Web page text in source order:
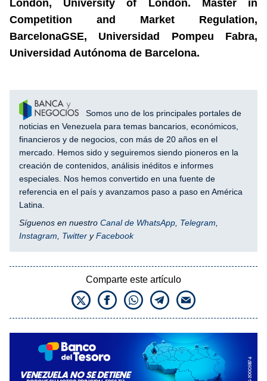
London, University of London. Master in
Competition and Market Regulation,
BarcelonaGSE, Universidad Pompeu Fabra,
Universidad Autónoma de Barcelona.
Somos uno de los principales portales de
noticias en Venezuela para temas bancarios, económicos,
financieros y de negocios, con más de 20 años en el
mercado. Hemos sido y seguiremos siendo pioneros en la
creación de contenidos, análisis inéditos e informes
especiales. Nos hemos convertido en una fuente de
referencia en el país y avanzamos paso a paso en América
Latina.
Síguenos en nuestro Canal de WhatsApp, Telegram,
Instagram, Twitter yFacebook
Comparte este artículo